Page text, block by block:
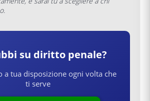
su diritto penale?
a tua disposizione ogni volta che
ti serve